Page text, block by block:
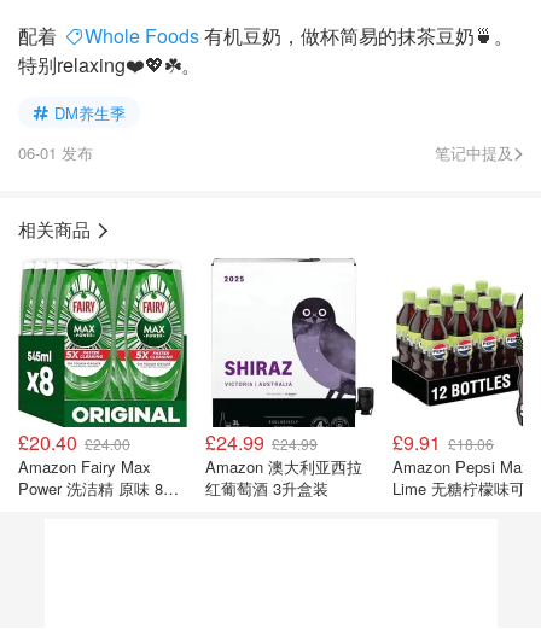
配着 Whole Foods有机豆奶，做杯简易的抹茶豆奶🍵。
特别relaxing❤️💖☘️。
DM养生季
06-01 发布
笔记中提及
相关商品
£20.40 £24.00
Amazon Fairy Max
Power 洗洁精 原味 8支
£24.99 £24.99
Amazon 澳大利亚西拉
红葡萄酒 3升盒装
£9.91 £18.06
Amazon Pepsi Max
Lime 无糖柠檬味可乐